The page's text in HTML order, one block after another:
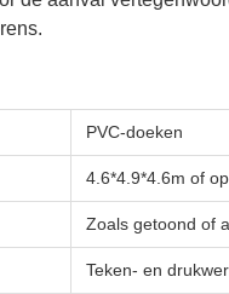
PVC-doeken
4.6*4.9*4.6m of
Zoals getoond of
Teken- en